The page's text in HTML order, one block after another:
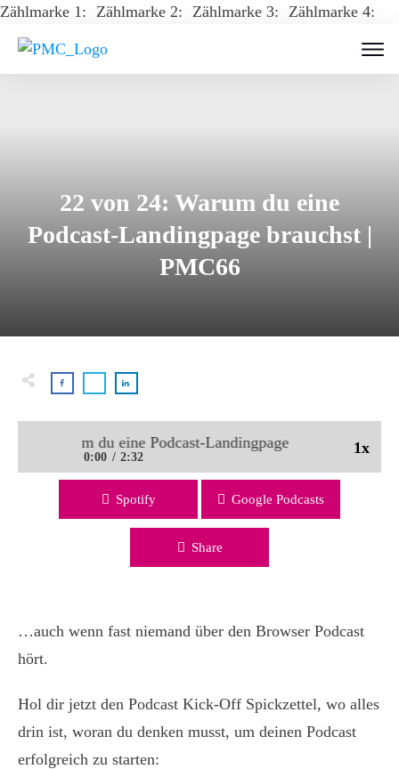
Zählmarke 1: Zählmarke 2: Zählmarke 3: Zählmarke 4:
22 von 24: Warum du eine
Podcast-Landingpage brauchst |
PMC66
1x
24: Warum du eine Podcast-Landingpage brauchst | PMC66
0:00 2:32
22 von 24: Warum du eine Podcast-Landingpage brauchst |
Spotify Google Podcasts
Share
…auch wenn fast niemand über den Browser Podcast
hört.
Hol dir jetzt den Podcast Kick-Off Spickzettel, wo alles
drin ist, woran du denken musst, um deinen Podcast
erfolgreich zu starten: